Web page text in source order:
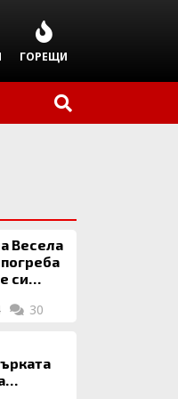
ГОРЕЩИ
Весела
си
30